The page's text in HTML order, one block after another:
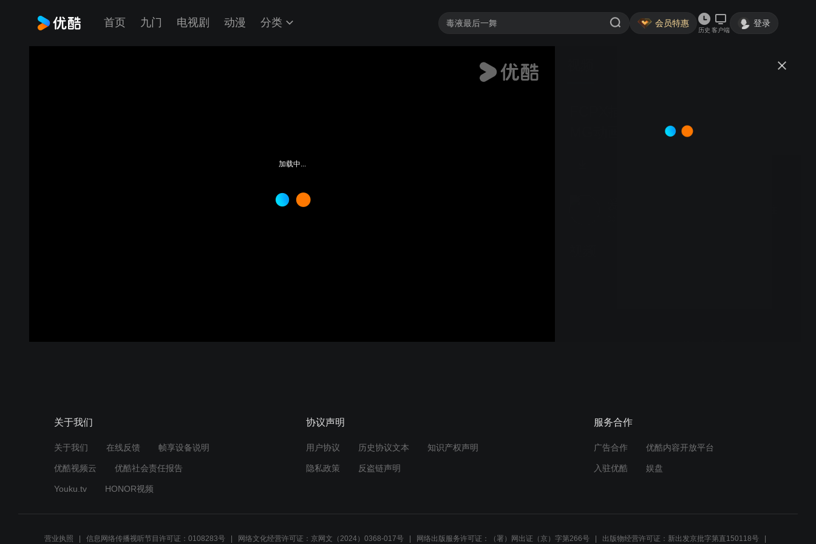
首页 九门 电视剧 动漫 分类 会员特惠
历史 客户端
登录
加载中...
MG动画形状元素
关于我们
关于我们 在线反馈 帧享设备说明
优酷视频云 优酷社会责任报告
Youku.tv HONOR视频
协议声明
用户协议 历史协议文本 知识产权声明
隐私政策 反盗链声明
服务合作
广告合作 优酷内容开放平台
入驻优酷 娱盘
营业执照 信息网络传播视听节目许可证：0108283号 网络文化经营许可证：京网文（2024）0368-017号 网络出版服务许可证：（署）网出证（京）字第266号 出版物经营许可证：新出发京批字第直150118号